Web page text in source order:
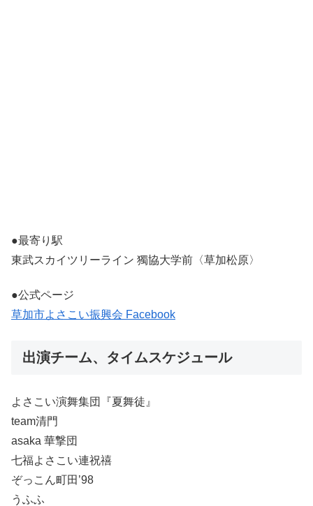
●最寄り駅
東武スカイツリーライン 獨協大学前〈草加松原〉
●公式ページ
草加市よさこい振興会 Facebook
出演チーム、タイムスケジュール
よさこい演舞集団『夏舞徒』
team清門
asaka 華撃団
七福よさこい連祝禧
ぞっこん町田’98
うふふ